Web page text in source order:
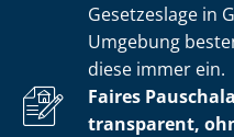
Gesetzeslage in
Umgebung
diese immer ein.
Faires
transparent,